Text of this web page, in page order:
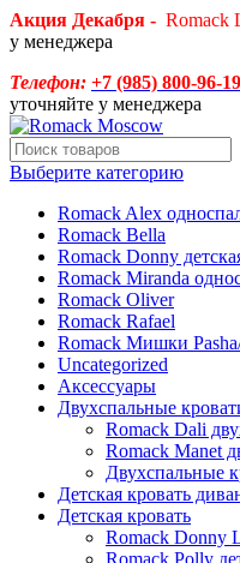
Акция Декабря - Romack
у менеджера
Телефон: +7 (985) 800-96-19
уточняйте у менеджера
Выберите категорию
Romack Alex
Romack Bella
Romack Donny
Romack Miranda
Romack Oliver
Romack Rafael
Romack Мишки
Uncategorized
Аксессуары
Двухспальные
Romack Dali
Romack Manet
Двухспальные
Детcкая кровать
Детская кровать
Romack Donny
Romack Polly